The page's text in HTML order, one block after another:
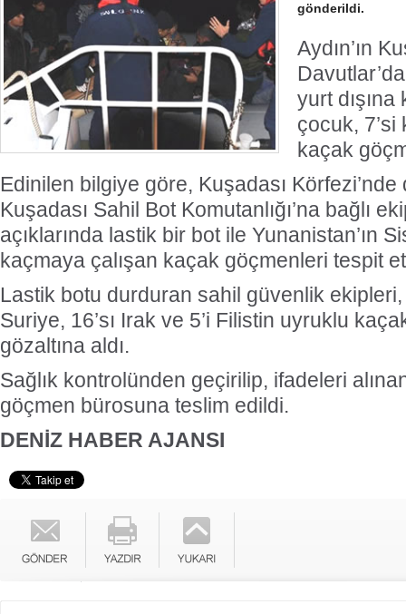
gönderildi.
Aydın’ın
yurt dışına
çocuk, 7’si
kaçak
Edinilen bilgiye göre, Kuşadası
Kuşadası Sahil Bot Komutanlığı’na bağlı
açıklarında lastik bir bot ile Yunanistan’ın
kaçmaya çalışan kaçak göçmenleri tespit
Lastik botu durduran sahil güvenlik ekipleri,
Suriye, 16’sı Irak ve 5’i Filistin uyruklu
gözaltına aldı.
Sağlık kontrolünden geçirilip, ifadeleri
göçmen bürosuna teslim edildi.
DENİZ HABER AJANSI